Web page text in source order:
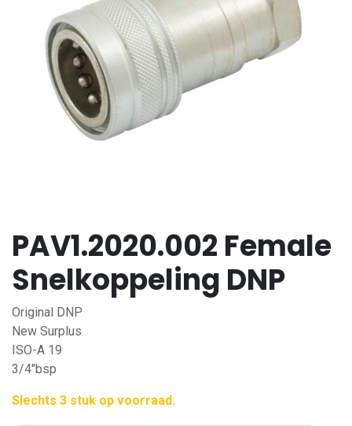
PAV1.2020.002 Female
Snelkoppeling DNP
Original DNP
New Surplus
ISO-A 19
3/4"bsp
Slechts 3 stuk op voorraad.